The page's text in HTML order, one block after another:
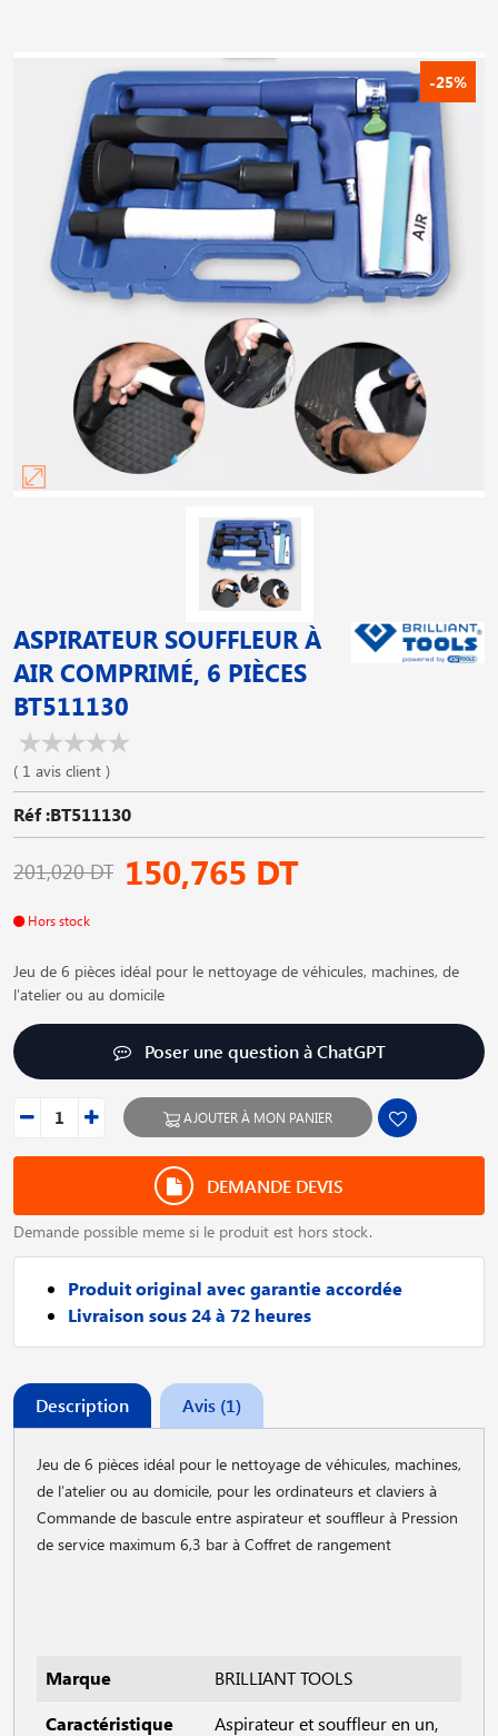
-25%
ASPIRATEUR SOUFFLEUR À
AIR COMPRIMÉ, 6 PIÈCES
BT511130
( 1 avis client )
Réf :BT511130
201,020 DT 150,765 DT
Hors stock
Jeu de 6 pièces idéal pour le nettoyage de véhicules, machines, de
l′atelier ou au domicile
Poser une question à ChatGPT
AJOUTER À MON PANIER
DEMANDE DEVIS
Demande possible meme si le produit est hors stock.
Produit original avec garantie accordée
Livraison sous 24 à 72 heures
Description Avis (1)
Jeu de 6 pièces idéal pour le nettoyage de véhicules, machines,
de l′atelier ou au domicile, pour les ordinateurs et claviers à
Commande de bascule entre aspirateur et souffleur à Pression
de service maximum 6,3 bar à Coffret de rangement
Marque
BRILLIANT TOOLS
Caractéristique
Aspirateur et souffleur en un,